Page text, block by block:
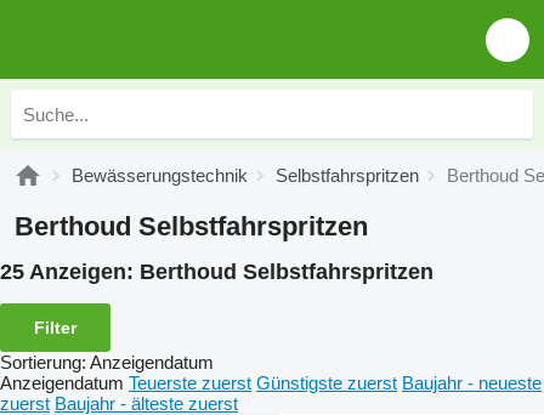
Bewässerungstechnik Selbstfahrspritzen Berthoud
Berthoud Selbstfahrspritzen
25 Anzeigen: Berthoud Selbstfahrspritzen
Filter
Sortierung: Anzeigendatum
Anzeigendatum Teuerste zuerst Günstigste zuerst Baujahr - neueste
zuerst Baujahr - älteste zuerst